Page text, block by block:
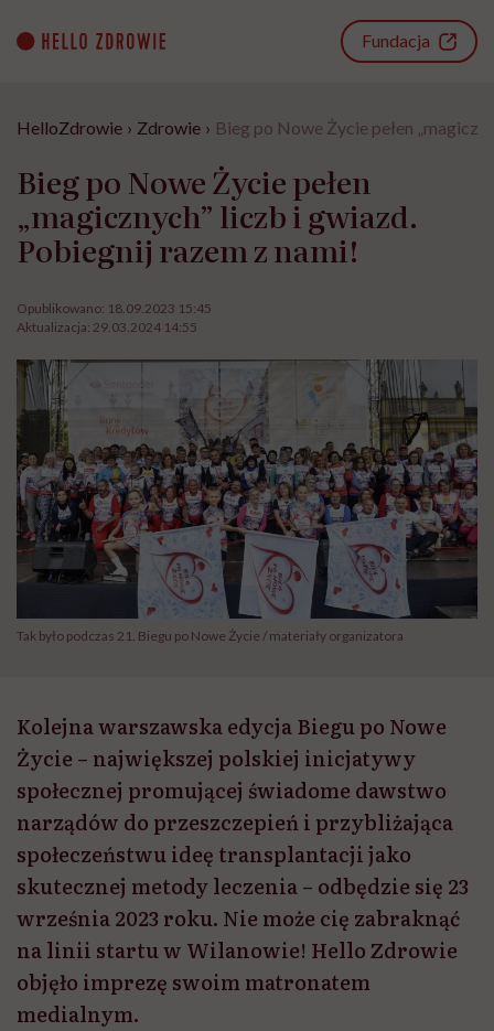
content
Fundacja
HelloZdrowie › Zdrowie › Bieg po Nowe Życie pełen
Bieg po Nowe Życie pełen
„magicznych” liczb i gwiazd.
Pobiegnij razem z nami!
Opublikowano: 18.09.2023 15:45
Aktualizacja: 29.03.2024 14:55
Tak było podczas 21. Biegu po Nowe Życie / materiały organizatora
Kolejna warszawska edycja Biegu po Nowe
Życie – największej polskiej inicjatywy
społecznej promującej świadome dawstwo
narządów do przeszczepień i przybliżająca
społeczeństwu ideę transplantacji jako
skutecznej metody leczenia – odbędzie się 23
września 2023 roku. Nie może cię zabraknąć
na linii startu w Wilanowie! Hello Zdrowie
objęło imprezę swoim matronatem
medialnym.